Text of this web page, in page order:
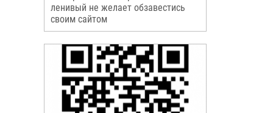
ленивый не желает обзавестись
своим сайтом